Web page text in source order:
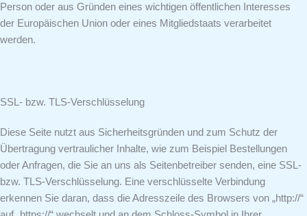
Person oder aus Gründen eines wichtigen öffentlichen Interesses
der Europäischen Union oder eines Mitgliedstaats verarbeitet
werden.
SSL- bzw. TLS-Verschlüsselung
Diese Seite nutzt aus Sicherheitsgründen und zum Schutz der
Übertragung vertraulicher Inhalte, wie zum Beispiel Bestellungen
oder Anfragen, die Sie an uns als Seitenbetreiber senden, eine SSL-
bzw. TLS-Verschlüsselung. Eine verschlüsselte Verbindung
erkennen Sie daran, dass die Adresszeile des Browsers von „http://“